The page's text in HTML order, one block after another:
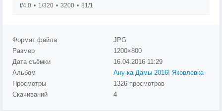
f/4.0 1/320 3200 81/1
Формат файла
JPG
Размер
1200×800
Дата съёмки
16.04.2016 11:29
Альбом
Ану-ка Дамы 2016! Яковлевка
Просмотры
1326 просмотров
Скачиваний
4